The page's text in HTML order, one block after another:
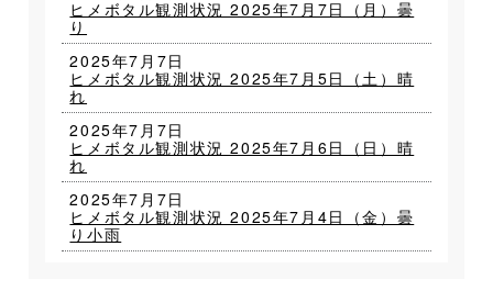
ヒメボタル観測状況 2025年7月7日（月）曇
り
2025年7月7日
ヒメボタル観測状況 2025年7月5日（土）晴
れ
2025年7月7日
ヒメボタル観測状況 2025年7月6日（日）晴
れ
2025年7月7日
ヒメボタル観測状況 2025年7月4日（金）曇
り小雨